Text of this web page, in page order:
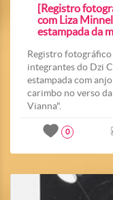
[Registro
com Liza
estampada da
Registro fotográfico
integrantes do Dzi
estampada com
carimbo no verso
Vianna".
0